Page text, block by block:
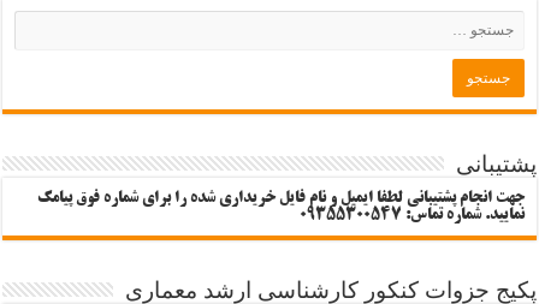
پشتیبانی
جهت انجام پشتیبانی لطفا ایمیل و نام فایل خریداری شده را برای شماره فوق پیامک
نمایید. شماره تماس: 09355300547
پکیج جزوات کنکور کارشناسی ارشد معماری